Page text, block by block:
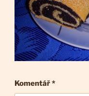
Komentář*